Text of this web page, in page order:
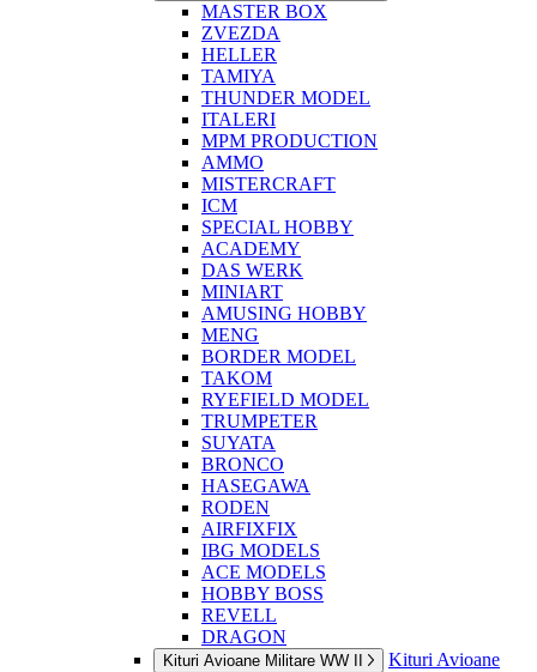
MASTER BOX
ZVEZDA
HELLER
TAMIYA
THUNDER MODEL
ITALERI
MPM PRODUCTION
AMMO
MISTERCRAFT
ICM
SPECIAL HOBBY
ACADEMY
DAS WERK
MINIART
AMUSING HOBBY
MENG
BORDER MODEL
TAKOM
RYEFIELD MODEL
TRUMPETER
SUYATA
BRONCO
HASEGAWA
RODEN
AIRFIXFIX
IBG MODELS
ACE MODELS
HOBBY BOSS
REVELL
DRAGON
Kituri Avioane Militare WW II
Kituri Avioane